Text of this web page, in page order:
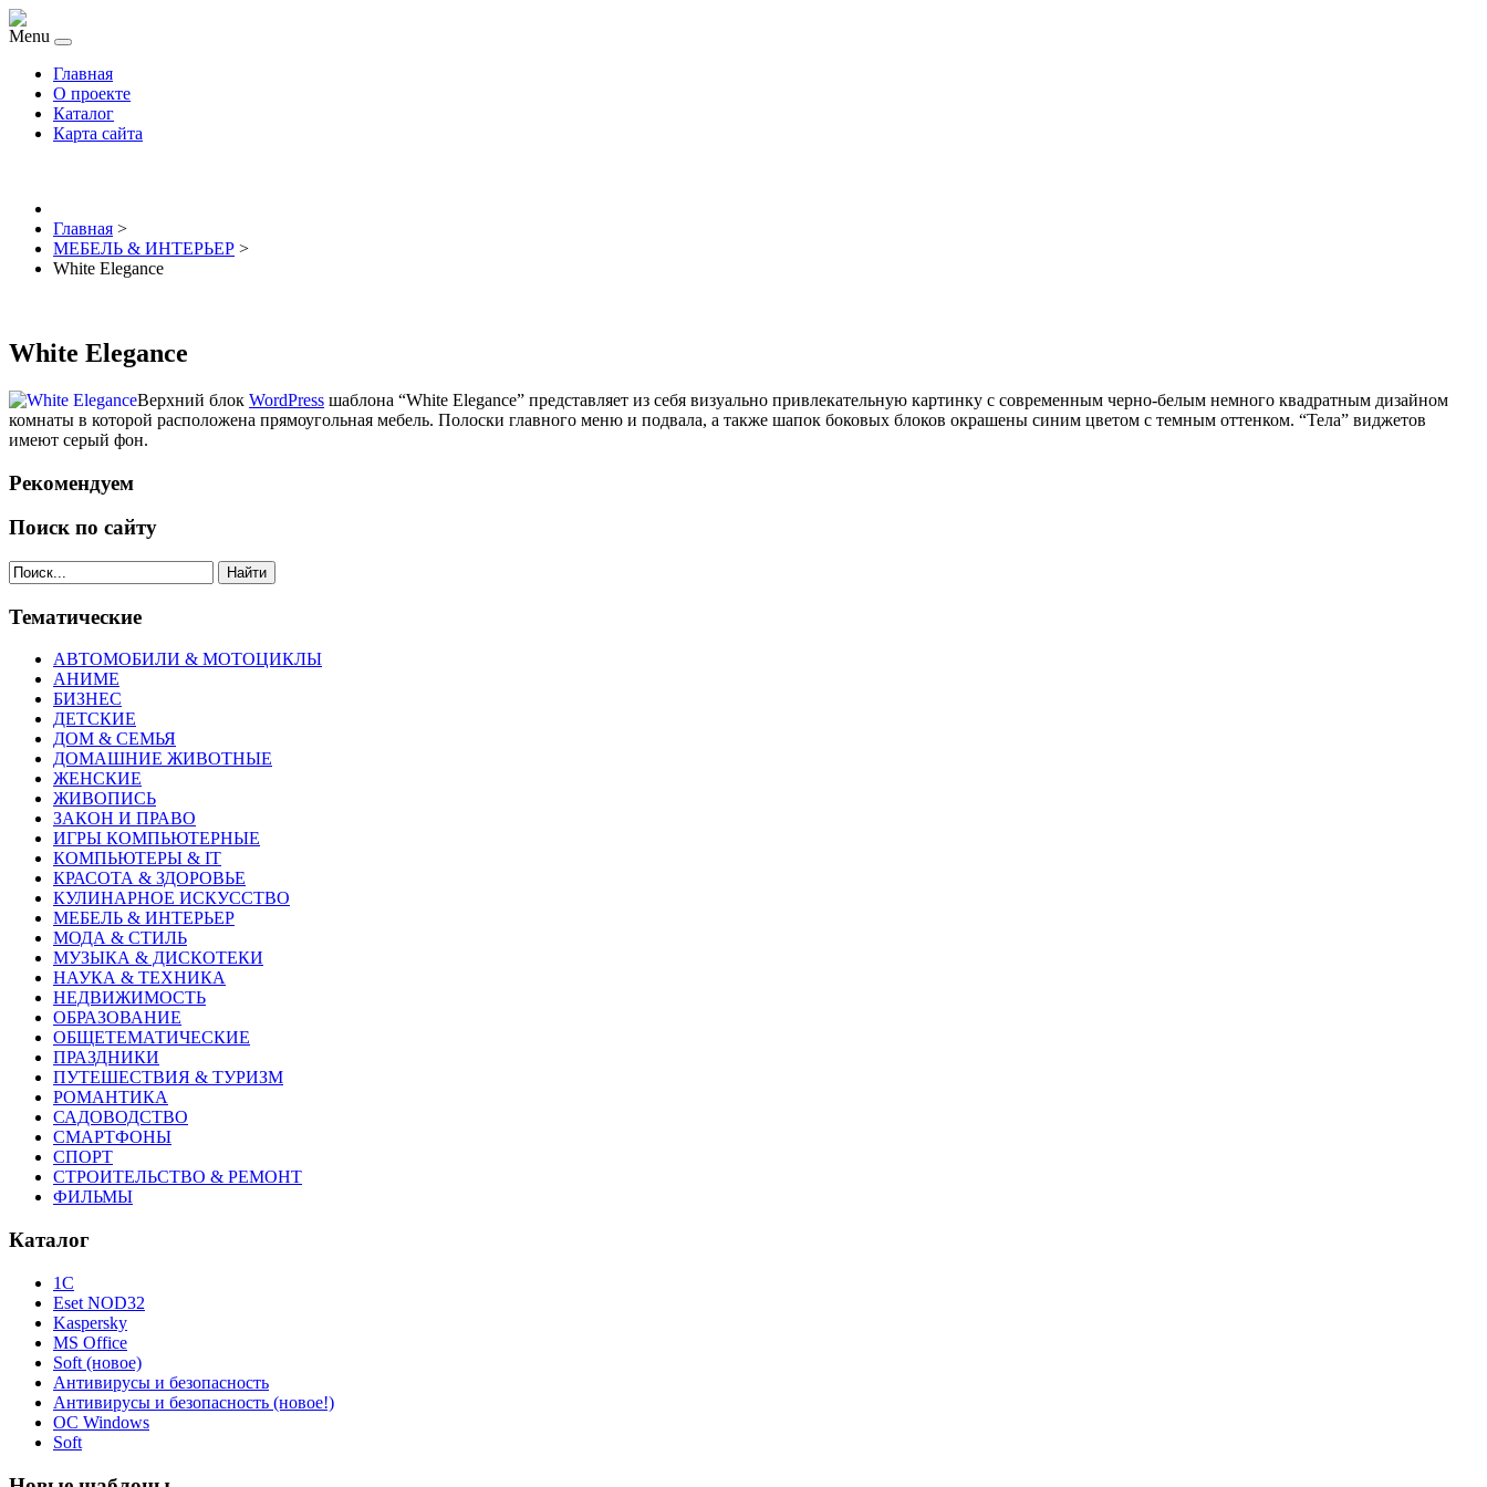
Menu
Главная
О проекте
Каталог
Карта сайта
Главная >
МЕБЕЛЬ & ИНТЕРЬЕР >
White Elegance
White Elegance
Верхний блок WordPress шаблона “White Elegance” представляет из себя визуально привлекательную картинку с современным черно-белым немного квадратным дизайном
комнаты в которой расположена прямоугольная мебель. Полоски главного меню и подвала, а также шапок боковых блоков окрашены синим цветом с темным оттенком. “Тела” виджетов
имеют серый фон.
Рекомендуем
Поиск по сайту
Найти
Тематические
АВТОМОБИЛИ & МОТОЦИКЛЫ
АНИМЕ
БИЗНЕС
ДЕТСКИЕ
ДОМ & СЕМЬЯ
ДОМАШНИЕ ЖИВОТНЫЕ
ЖЕНСКИЕ
ЖИВОПИСЬ
ЗАКОН И ПРАВО
ИГРЫ КОМПЬЮТЕРНЫЕ
КОМПЬЮТЕРЫ & IT
КРАСОТА & ЗДОРОВЬЕ
КУЛИНАРНОЕ ИСКУССТВО
МЕБЕЛЬ & ИНТЕРЬЕР
МОДА & СТИЛЬ
МУЗЫКА & ДИСКОТЕКИ
НАУКА & ТЕХНИКА
НЕДВИЖИМОСТЬ
ОБРАЗОВАНИЕ
ОБЩЕТЕМАТИЧЕСКИЕ
ПРАЗДНИКИ
ПУТЕШЕСТВИЯ & ТУРИЗМ
РОМАНТИКА
САДОВОДСТВО
СМАРТФОНЫ
СПОРТ
СТРОИТЕЛЬСТВО & РЕМОНТ
ФИЛЬМЫ
Каталог
1С
Eset NOD32
Kaspersky
MS Office
Soft (новое)
Антивирусы и безопасность
Антивирусы и безопасность (новое!)
ОС Windows
Soft